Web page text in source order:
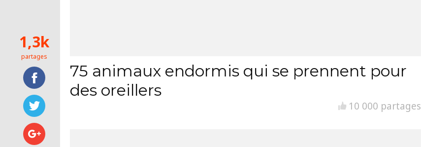
75 animaux endormis qui se prennent pour
des oreillers
10 000 partages
1,3k
partages